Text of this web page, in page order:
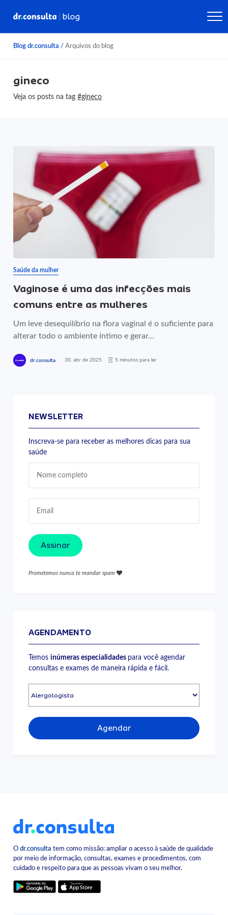
Blog dr.consulta / Arquivos do blog
gineco
Veja os posts na tag#gineco
Saúde da mulher
Vaginose é uma das infecções mais
comuns entre as mulheres
Um leve desequilíbrio na flora vaginal é o suficiente para
alterar todo o ambiente íntimo e gerar...
dr.consulta 30, abr de 2025 5 minutos para ler
NEWSLETTER
Inscreva-se para receber as melhores dicas para sua
saúde
Assinar
Prometemos nunca te mandar spam
AGENDAMENTO
Temosinúmeras especialidades para você agendar
consultas e exames de maneira rápida e fácil.
Agendar
Odr.consulta tem como missão: ampliar o acesso à saúde de qualidade
por meio de informação, consultas, exames e procedimentos, com
cuidado e respeito para que as pessoas vivam o seu melhor.